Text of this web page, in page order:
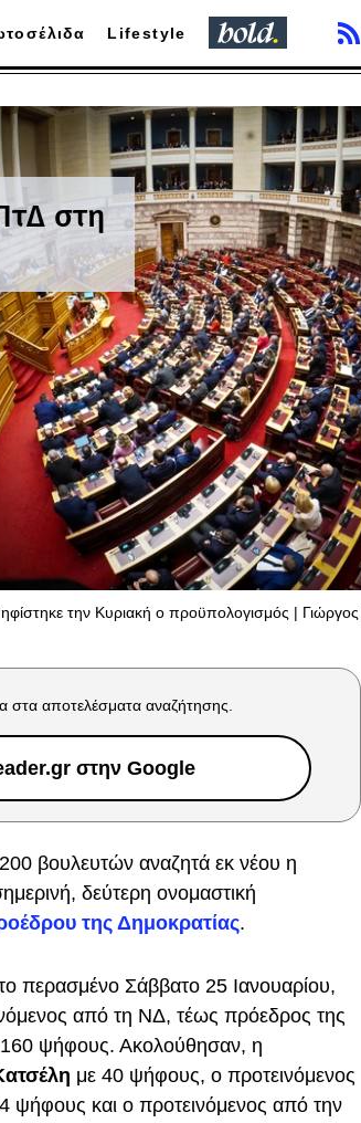
Lifestyle
στη
την Κυριακή ο προϋπολογισμός |
στα αποτελέσματα αναζήτησης.
στην Google
βουλευτών αναζητά εκ νέου η
δεύτερη ονομαστική
της Δημοκρατίας.
περασμένο Σάββατο 25 Ιανουαρίου,
από τη ΝΔ, τέως πρόεδρος της
ψήφους. Ακολούθησαν, η
με 40 ψήφους, ο προτεινόμενος
ψήφους και ο προτεινόμενος από την